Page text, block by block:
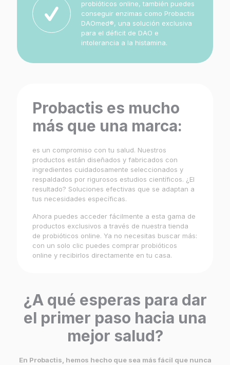
probióticos online, también puedes
conseguir enzimas como Probactis
DAOmed®, una solución exclusiva
para el déficit de DAO e
intolerancia a la histamina.
Probactis es mucho
más que una marca:
es un compromiso con tu salud. Nuestros
productos están diseñados y fabricados con
ingredientes cuidadosamente seleccionados y
respaldados por rigurosos estudios científicos. ¿El
resultado? Soluciones efectivas que se adaptan a
tus necesidades específicas.
Ahora puedes acceder fácilmente a esta gama de
productos exclusivos a través de nuestra tienda
de probióticos online. Ya no necesitas buscar más:
con un solo clic puedes comprar probióticos
online y recibirlos directamente en tu casa.
¿A qué esperas para dar
el primer paso hacia una
mejor salud?
En Probactis, hemos hecho que sea más fácil que nunca